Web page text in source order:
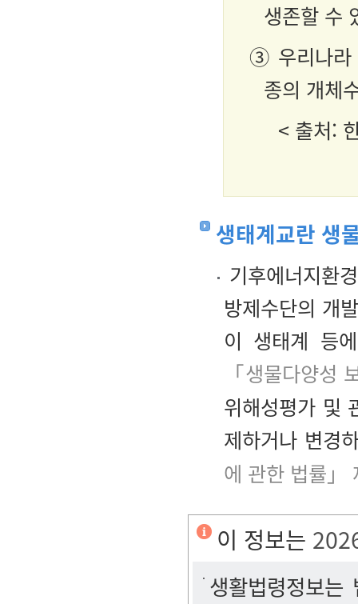
생존할 수
③ 우리나라
종의 개체
< 출처:
생태계교란 생
기후에너지환
방제수단의 개
이 생태계 등
「생물다양성
위해성평가 및
제하거나 변경
에 관한 법률」
이 정보는
생활법령정보